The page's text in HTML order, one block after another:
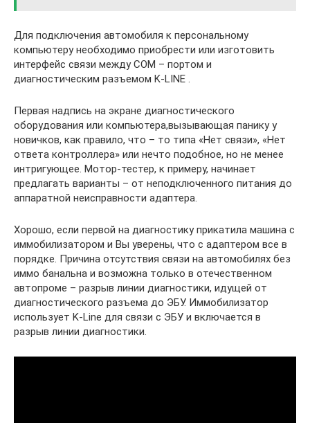
Для подключения автомобиля к персональному
компьютеру необходимо приобрести или изготовить
интерфейс связи между СОМ – портом и
диагностическим разъемом K‑LINE .
Первая надпись на экране диагностического
оборудования или компьютера,вызывающая панику у
новичков, как правило, что – то типа «Нет связи», «Нет
ответа контроллера» или нечто подобное, но не менее
интригующее. Мотор-тестер, к примеру, начинает
предлагать варианты – от неподключенного питания до
аппаратной неисправности адаптера.
Хорошо, если первой на диагностику прикатила машина с
иммобилизатором и Вы уверены, что с адаптером все в
порядке. Причина отсутствия связи на автомобилях без
иммо банальна и возможна только в отечественном
автопроме – разрыв линии диагностики, идущей от
диагностического разъема до ЭБУ. Иммобилизатор
использует K‑Line для связи с ЭБУ и включается в
разрыв линии диагностики.